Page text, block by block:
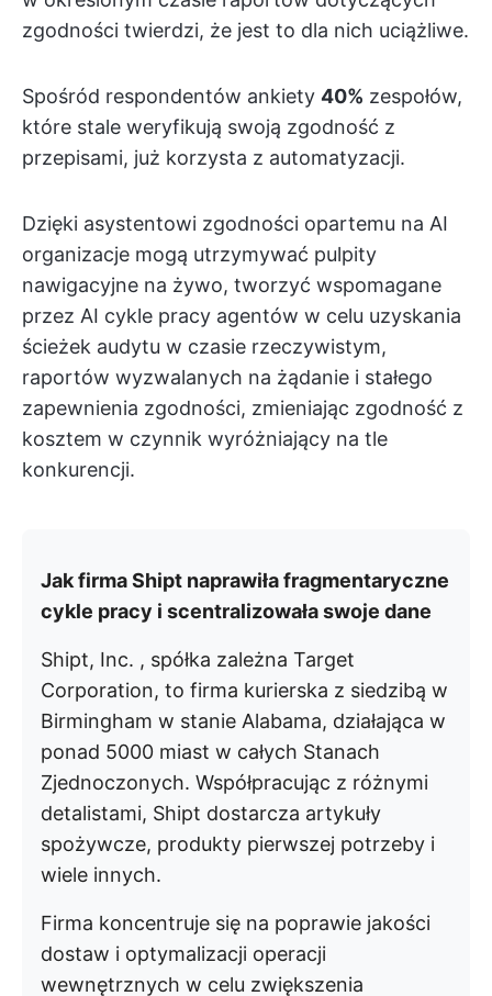
zgodności twierdzi, że jest to dla nich uciążliwe.
Spośród respondentów ankiety 40% zespołów,
które stale weryfikują swoją zgodność z
przepisami, już korzysta z automatyzacji.
Dzięki asystentowi zgodności opartemu na AI
organizacje mogą utrzymywać pulpity
nawigacyjne na żywo, tworzyć wspomagane
przez AI cykle pracy agentów w celu uzyskania
ścieżek audytu w czasie rzeczywistym,
raportów wyzwalanych na żądanie i stałego
zapewnienia zgodności, zmieniając zgodność z
kosztem w czynnik wyróżniający na tle
konkurencji.
Jak firma Shipt naprawiła fragmentaryczne
cykle pracy i scentralizowała swoje dane
Shipt, Inc. , spółka zależna Target
Corporation, to firma kurierska z siedzibą w
Birmingham w stanie Alabama, działająca w
ponad 5000 miast w całych Stanach
Zjednoczonych. Współpracując z różnymi
detalistami, Shipt dostarcza artykuły
spożywcze, produkty pierwszej potrzeby i
wiele innych.
Firma koncentruje się na poprawie jakości
dostaw i optymalizacji operacji
wewnętrznych w celu zwiększenia